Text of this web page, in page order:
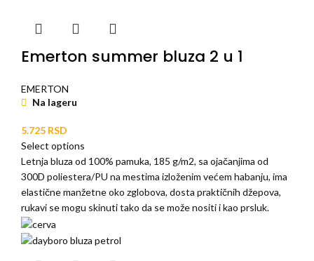
Emerton summer bluza 2 u 1
EMERTON
Na lageru
5.725 RSD
Select options
Letnja bluza od 100% pamuka, 185 g/m2, sa ojačanjima od
300D poliestera/PU na mestima izloženim većem habanju, ima
elastične manžetne oko zglobova, dosta praktičnih džepova,
rukavi se mogu skinuti tako da se može nositi i kao prsluk.